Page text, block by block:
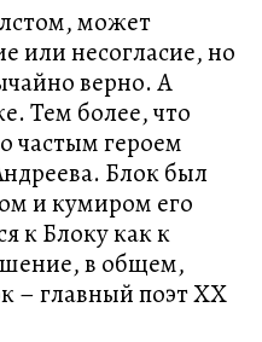
может
или несогласие, но
верно. А
Тем более, что
частым героем
Блок был
и кумиром его
к Блоку как к
в общем,
– главный поэт ХХ